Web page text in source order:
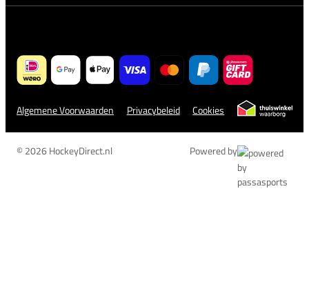
Algemene Voorwaarden Privacybeleid Cookies
© 2026 HockeyDirect.nl Powered by